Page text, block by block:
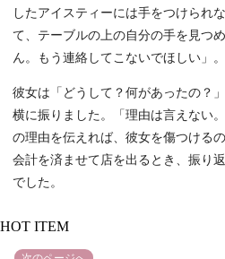
したアイスティーには手をつけられ
て、テーブルの上の自分の手を見つ
ん。もう連絡してこないでほしい」。
彼女は「どうして？何があったの？
横に振りました。「理由は言えない
の理由を伝えれば、彼女を傷つける
会計を済ませて店を出るとき、振り
でした。
HOT ITEM